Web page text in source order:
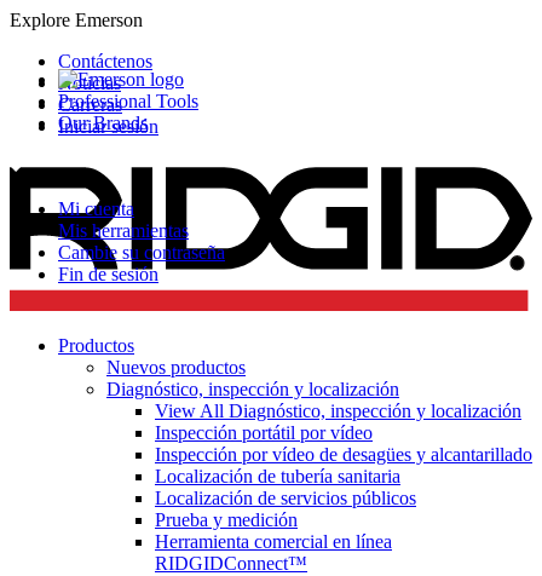
Explore Emerson
Professional Tools
Our Brands
Contáctenos
Noticias
Carreras
Iniciar sesión
Mi cuenta
Mis herramientas
Cambie su contraseña
Fin de sesión
Productos
Nuevos productos
Diagnóstico, inspección y localización
View All Diagnóstico, inspección y localización
Inspección portátil por vídeo
Inspección por vídeo de desagües y alcantarillado
Localización de tubería sanitaria
Localización de servicios públicos
Prueba y medición
Herramienta comercial en línea
RIDGIDConnect™